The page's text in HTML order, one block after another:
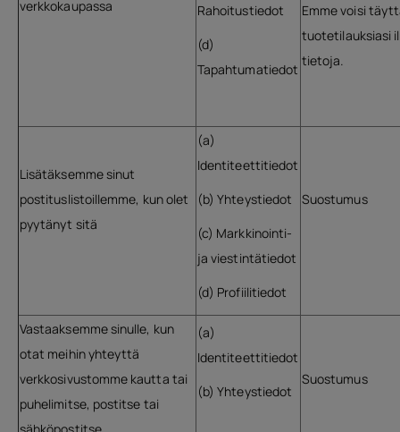
verkkokaupassa
Rahoitustiedot
(d)
Tapahtumatiedot
Emme voisi
tuotetilauksiasi
tietoja.
Lisätäksemme sinut
postituslistoillemme, kun olet
pyytänyt sitä
(a)
Identiteettitiedot
(b) Yhteystiedot
(c) Markkinointi-
ja viestintätiedot
(d) Profiilitiedot
Suostumus
Vastaaksemme sinulle, kun
otat meihin yhteyttä
verkkosivustomme kautta tai
puhelimitse, postitse tai
(a)
Identiteettitiedot
(b) Yhteystiedot
Suostumus